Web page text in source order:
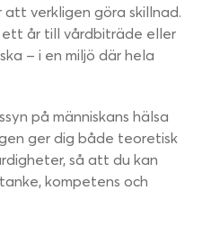
verkligen göra skillnad.
år till vårdbiträde eller
– i en miljö där hela
på människans hälsa
ger dig både teoretisk
så att du kan
kompetens och